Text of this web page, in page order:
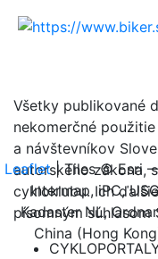
Leaflet| Tiles © Esri —
Intermap, iPC,
Kadaster NL,
China (Hong
Všetky publikované
nekomerčné
a návštevníkov
autorského zákona,
cykloklubu. Ich
písomným